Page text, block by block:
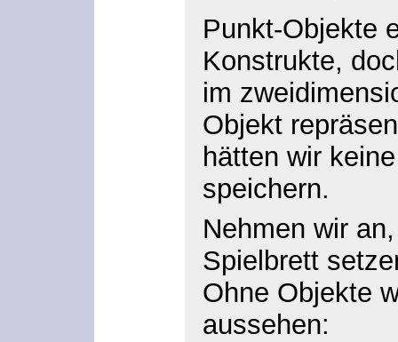
Punkt-Objekte
Konstrukte,
im
Objekt
hätten wir
speichern.
Nehmen wir
Spielbrett
Ohne Objekte
aussehen: